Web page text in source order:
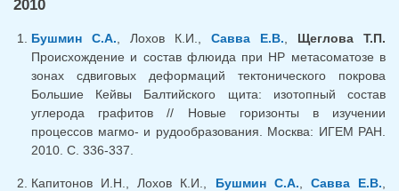
2010
Бушмин С.А. , Лохов К.И., Савва Е.В.
Щеглова Т.П.
Происхождение и состав флюида при НР метасоматозе в
зонах сдвиговых деформаций тектонического покрова
Большие Кейвы Балтийского щита: изотопный состав
углерода графитов // Новые горизонты в изучении
процессов магмо- и рудообразования. Москва: ИГЕМ РАН.
2010. С. 336-337.
Капитонов И.Н., Лохов К.И., Бушмин С.А. Савва Е.В.